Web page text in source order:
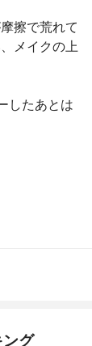
擦で荒れて
メイクの上
したあとは
グ